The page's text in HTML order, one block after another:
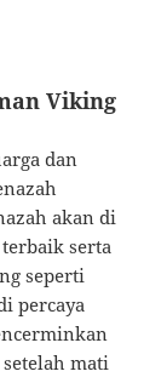
Viking
dan
akan di
serta
seperti
percaya
mati